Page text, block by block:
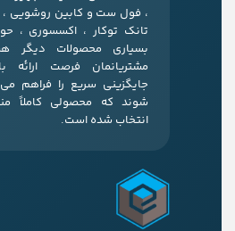
، فول ست و کابین روشویی ،
تانک توکار ، اکسسوری ،
بسیاری محصولات دیگر
مشتریانمان فرصت ارائه
جایگزینی سریع را فراهم
شوند که محصولی کاملاً
انتخاب شده است.